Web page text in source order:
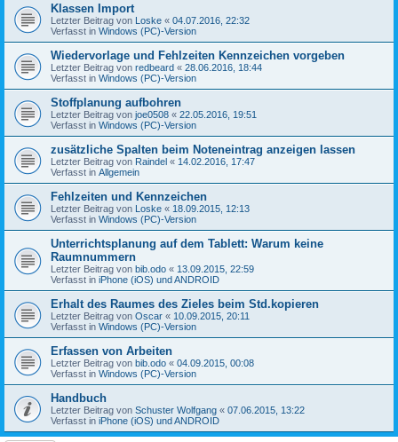
Klassen Import
Letzter Beitrag von Loske « 04.07.2016, 22:32
Verfasst in Windows (PC)-Version
Wiedervorlage und Fehlzeiten Kennzeichen vorgeben
Letzter Beitrag von redbeard « 28.06.2016, 18:44
Verfasst in Windows (PC)-Version
Stoffplanung aufbohren
Letzter Beitrag von joe0508 « 22.05.2016, 19:51
Verfasst in Windows (PC)-Version
zusätzliche Spalten beim Noteneintrag anzeigen lassen
Letzter Beitrag von Raindel « 14.02.2016, 17:47
Verfasst in Allgemein
Fehlzeiten und Kennzeichen
Letzter Beitrag von Loske « 18.09.2015, 12:13
Verfasst in Windows (PC)-Version
Unterrichtsplanung auf dem Tablett: Warum keine
Raumnummern
Letzter Beitrag von bib.odo « 13.09.2015, 22:59
Verfasst in iPhone (iOS) und ANDROID
Erhalt des Raumes des Zieles beim Std.kopieren
Letzter Beitrag von Oscar « 10.09.2015, 20:11
Verfasst in Windows (PC)-Version
Erfassen von Arbeiten
Letzter Beitrag von bib.odo « 04.09.2015, 00:08
Verfasst in Windows (PC)-Version
Handbuch
Letzter Beitrag von Schuster Wolfgang « 07.06.2015, 13:22
Verfasst in iPhone (iOS) und ANDROID